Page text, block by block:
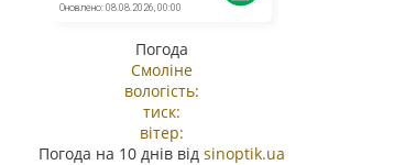
Погода
Смоліне
вологість:
тиск:
вітер:
Погода на 10 днів відsinoptik.ua